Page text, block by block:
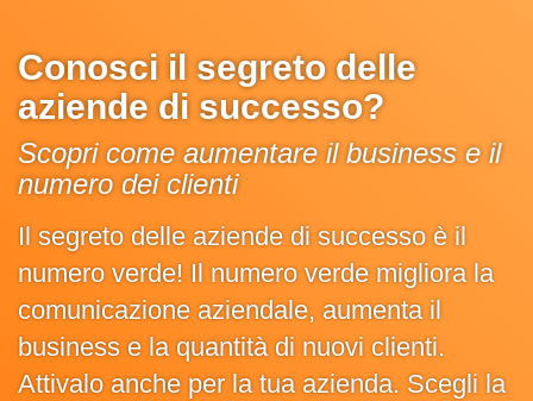
Conosci il segreto delle
aziende di successo?
Scopri come aumentare il business e il
numero dei clienti
Il segreto delle aziende di successo è il
numero verde! Il numero verde migliora la
comunicazione aziendale, aumenta il
business e la quantità di nuovi clienti.
Attivalo anche per la tua azienda. Scegli la